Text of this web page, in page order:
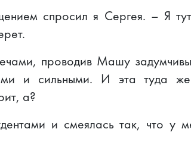
спросил я Сергея. – Я
проводив Машу
и сильными. И эта туда
а?
и смеялась так, что у